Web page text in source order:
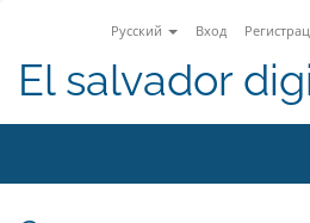
Русский Вход
El salvador